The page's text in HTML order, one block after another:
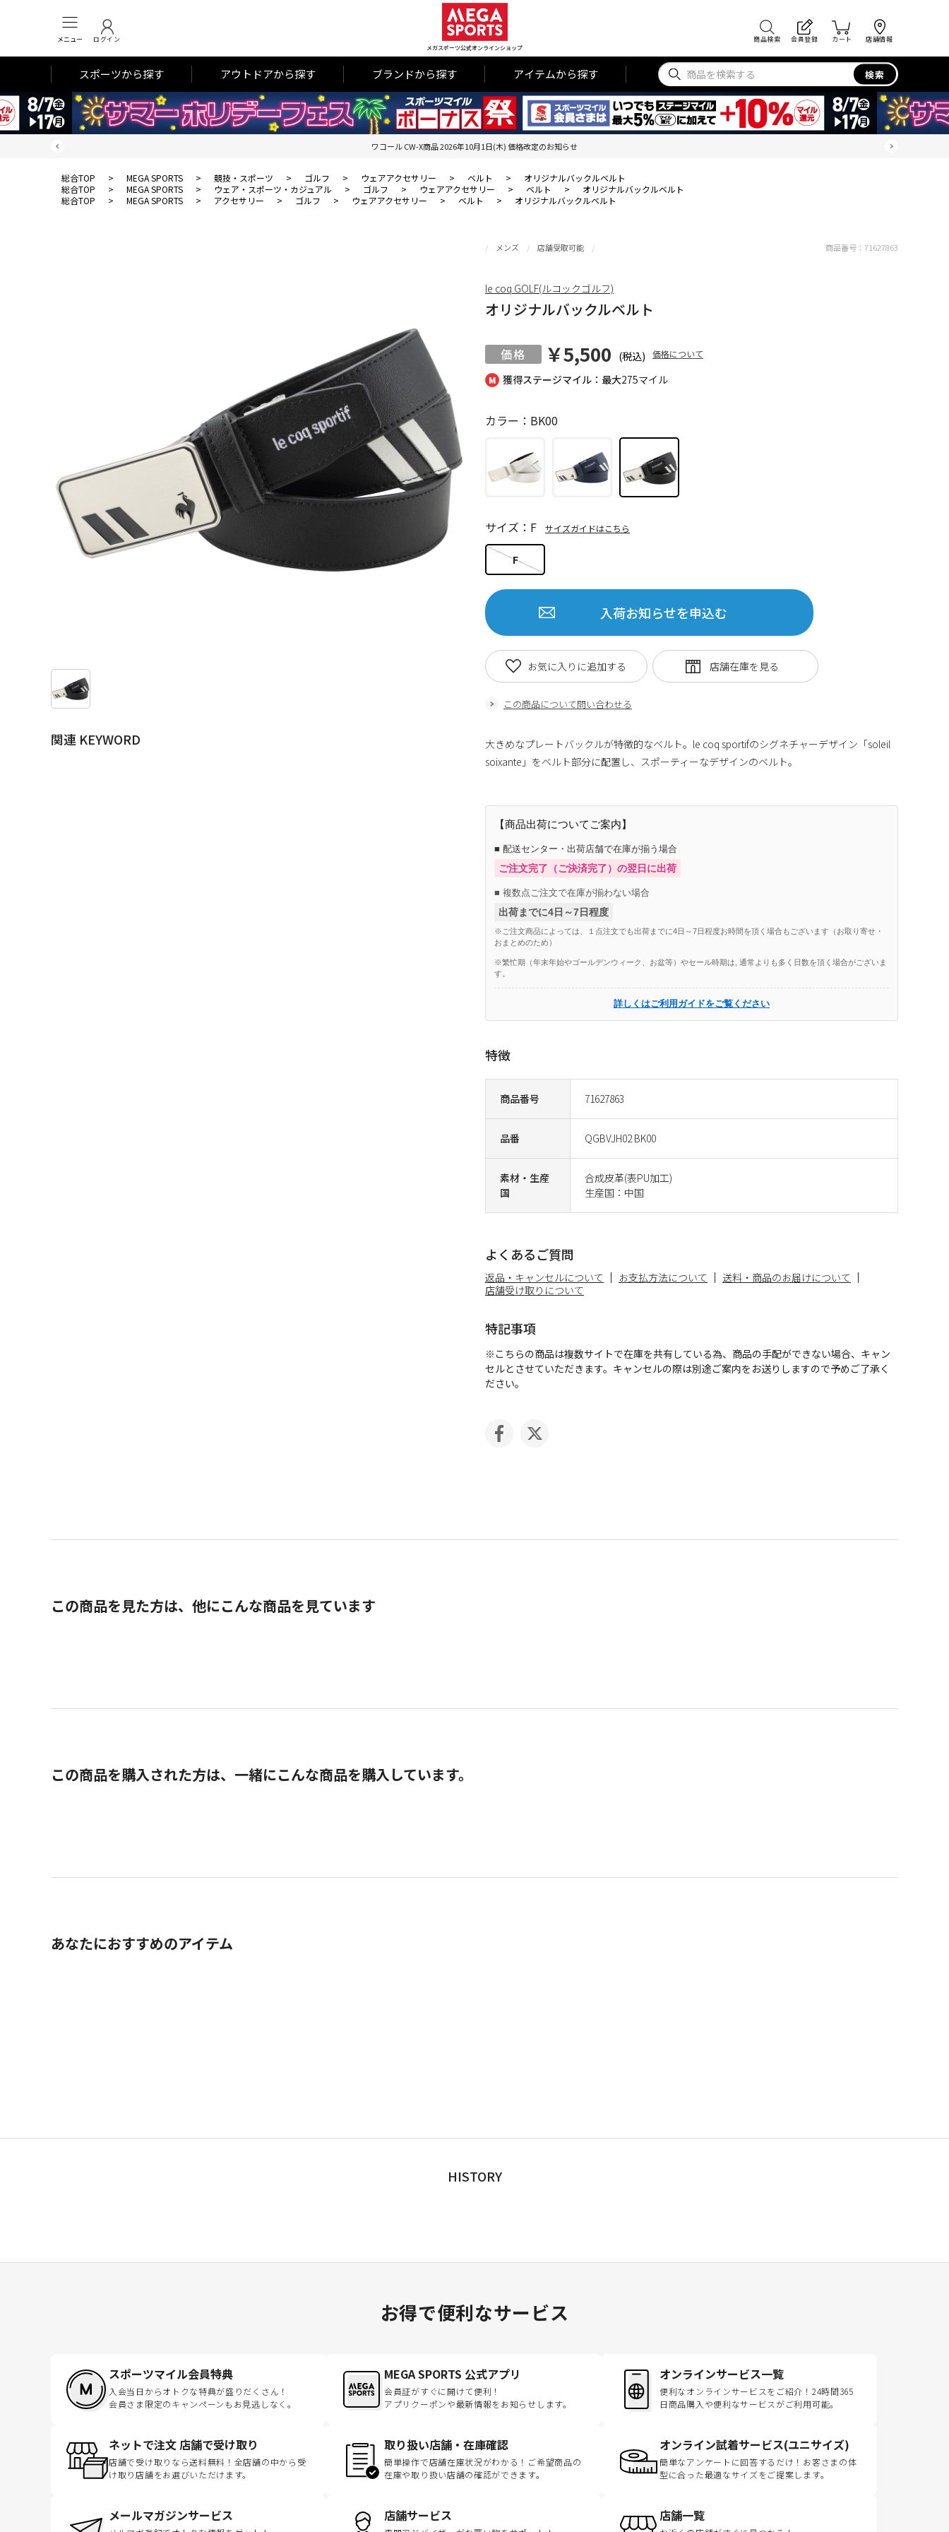
メニュー ログイン
メガスポーツ公式オンラインショップ
商品検索 会員登録 カート 店舗情報
スポーツから探す アウトドアから探す ブランドから探す アイテムから探す 検索
ワコール CW-X商品 2026年10月1日(木) 価格改定のお知らせ
総合TOP > MEGA SPORTS > 競技・スポーツ > ゴルフ > ウェアアクセサリー > ベルト >
オリジナルバックルベルト
総合TOP
> MEGA SPORTS > ウェア・スポーツ・カジュアル > ゴルフ > ウェアアクセサリー > ベルト >
オリジナルバックルベルト
総合TOP
> MEGA SPORTS > アクセサリー > ゴルフ > ウェアアクセサリー > ベルト > オリジナルバックルベルト
関連 KEYWORD
獲得ステージマイル：最大275マイル
メンズ 店舗受取可能
オリジナルバックルベルト
￥5,500 (税込) 価格について
商品番号 71627863
品番 QGBVJH02 BK00
素材・生産
国
合成皮革(表PU加工)
生産国：中国
カラー：BK00
F
サイズ：F サイズガイドはこちら
入荷お知らせを申込む
この商品について問い合わせる
お気に入りに追加する
商品番号： 71627863
le coq GOLF(ルコックゴルフ)
大きめなプレートバックルが特徴的なベルト。le coq sportifのシグネチャーデザイン「soleil
soixante」をベルト部分に配置し、スポーティーなデザインのベルト。
【商品出荷についてご案内】
■ 配送センター・出荷店舗で在庫が揃う場合
ご注文完了（ご決済完了）の翌日に出荷
■ 複数点ご注文で在庫が揃わない場合
出荷までに4日～7日程度
※ご注文商品によっては、１点注文でも出荷までに4日～7日程度お時間を頂く場合もございます（お取り寄せ・
おまとめのため）
※繁忙期（年末年始やゴールデンウィーク、お盆等）やセール時期は, 通常よりも多く日数を頂く場合がございま
す。
詳しくはご利用ガイドをご覧ください
特徴
よくあるご質問
返品・キャンセルについて お支払方法について
送料・商品のお届けについて
店舗受け取りについて
特記事項
※こちらの商品は複数サイトで在庫を共有している為、商品の手配ができない場合、キャン
セルとさせていただきます。キャンセルの際は別途ご案内をお送りしますので予めご了承く
ださい。
この商品を見た方は、他にこんな商品を見ています
この商品を購入された方は、一緒にこんな商品を購入しています。
あなたにおすすめのアイテム
HISTORY
お得で便利なサービス
スポーツマイル会員特典
入会当日からオトクな特典が盛りだくさん！
会員さま限定のキャンペーンもお見逃しなく。
MEGA SPORTS 公式アプリ
会員証がすぐに開けて便利！
アプリクーポンや最新情報をお知らせします。
オンラインサービス一覧
便利なオンラインサービスをご紹介！24時間365
日商品購入や便利なサービスがご利用可能。
ネットで注文 店舗で受け取り
店舗で受け取りなら送料無料！全店舗の中から受
け取り店舗をお選びいただけます。
取り扱い店舗・在庫確認
簡単操作で店舗在庫状況がわかる！ご希望商品の
在庫や取り扱い店舗の確認ができます。
オンライン試着サービス(ユニサイズ)
簡単なアンケートに回答するだけ！お客さまの体
型に合った最適なサイズをご提案します。
メールマガジンサービス 店舗サービス 店舗一覧